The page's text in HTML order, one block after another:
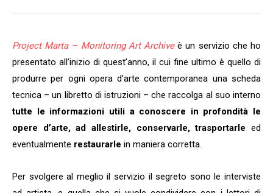
Project Marta – Monitoring Art Archive è un servizio che ho
presentato all’inizio di quest’anno, il cui fine ultimo è quello di
produrre per ogni opera d’arte contemporanea una scheda
tecnica – un libretto di istruzioni – che raccolga al suo interno
tutte le informazioni utili a conoscere in profondità le
opere d’arte, ad allestirle, conservarle, trasportarle ed
eventualmente restaurarle in maniera corretta.
Per svolgere al meglio il servizio il segreto sono le interviste